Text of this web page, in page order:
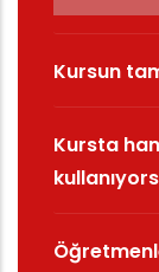
Kursun
Kursta